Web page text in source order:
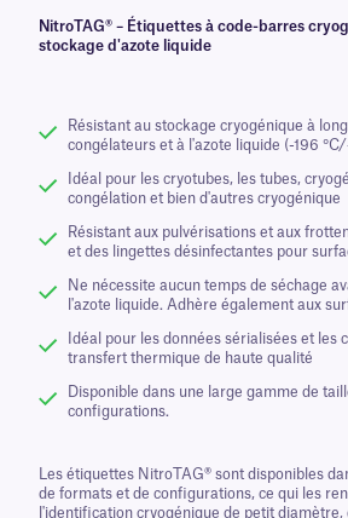
NitroTAG® – Étiquettes à code-barres
stockage d'azote liquide
Résistant au stockage cryogénique à
congélateurs et à l'azote liquide (-196
Idéal pour les cryotubes, les tubes,
congélation et bien d'autres cryogénique
Résistant aux pulvérisations et aux
et des lingettes désinfectantes pour
Ne nécessite aucun temps de séchage
l'azote liquide. Adhère également aux
Idéal pour les données sérialisées et les
transfert thermique de haute qualité
Disponible dans une large gamme de
configurations.
Les étiquettes NitroTAG® sont disponibles
de formats et de configurations, ce qui les
l'identification cryogénique de petit diamètre,